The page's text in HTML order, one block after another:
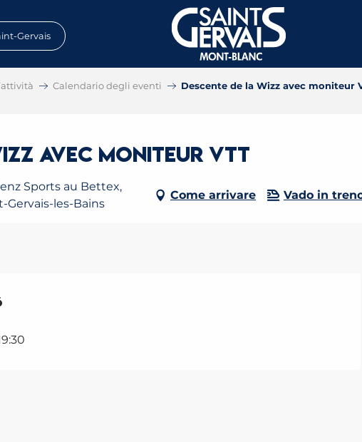
Gervais
Calendario degli eventi Descente de la Wizz avec moniteur
avec moniteur VTT
Sports au Bettex,
Gervais-les-Bains
Come arrivare Vado in
2026